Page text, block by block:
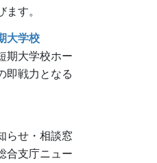
す。
大学校
期大学校ホー
即戦力となる
らせ・相談窓
合支庁ニュー